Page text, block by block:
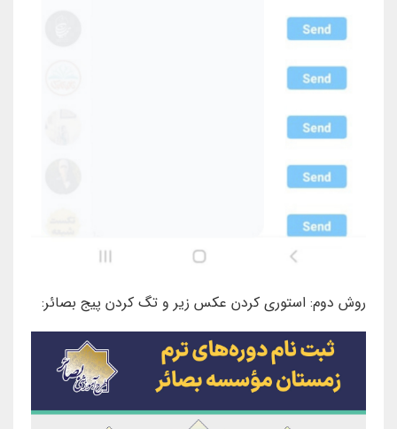
روش دوم: استوری کردن عکس زیر و تگ کردن پیج بصائر: